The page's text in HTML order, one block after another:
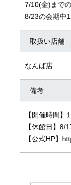
7/10(金)まで
8/23の会期中
取扱い店舗
なんば店
備考
【開催時間
【休館日】8/
【公式HP】